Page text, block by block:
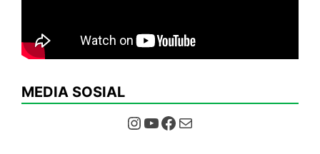
MEDIA SOSIAL
Instagram YouTube Facebook Mail